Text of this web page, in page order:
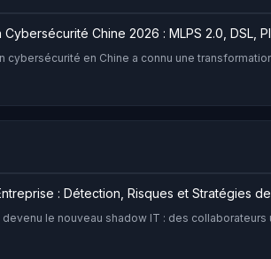
Chine 2026 : MLPS 2.0, DSL,
cybersécurité en Chine a connu une
: Détection, Risques et Stratégies de
devenu le nouveau shadow IT : des